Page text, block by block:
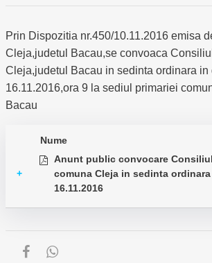
Prin Dispozitia nr.450/10.11.2016 emisa
Cleja,judetul Bacau,se convoaca
Cleja,judetul Bacau in sedinta ordinara in
16.11.2016,ora 9 la sediul primariei
Bacau
Nume
+
Anunt public convocare
comuna Cleja in sedinta
16.11.2016